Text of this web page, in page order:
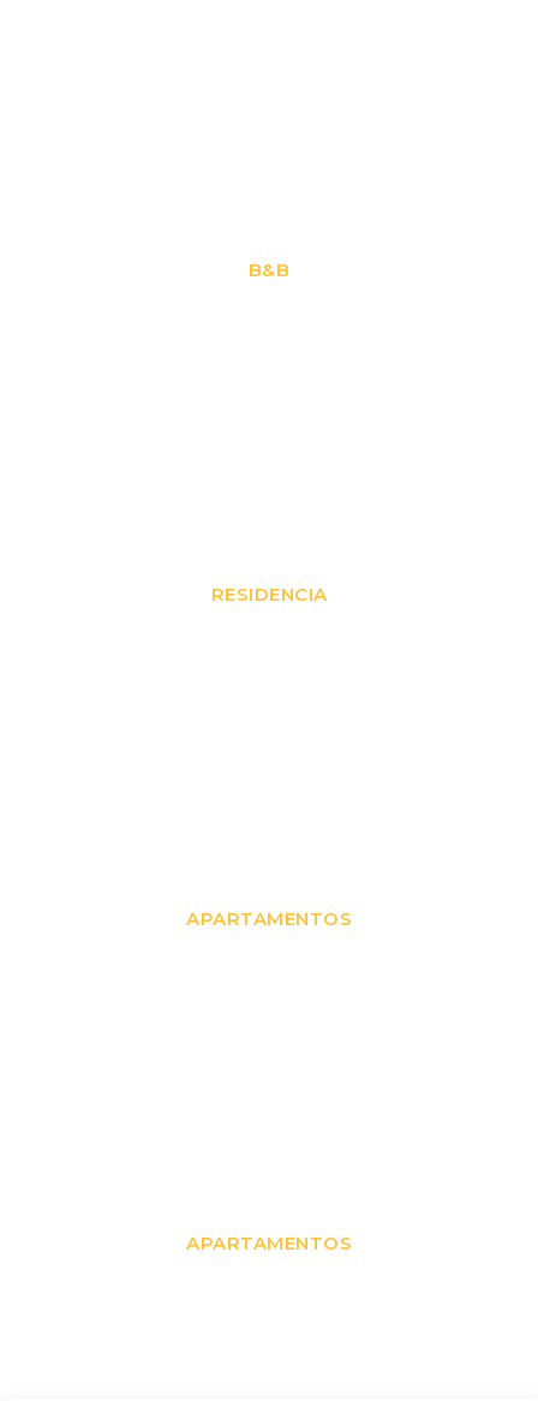
B&B
RESIDENCIA
APARTAMENTOS
APARTAMENTOS